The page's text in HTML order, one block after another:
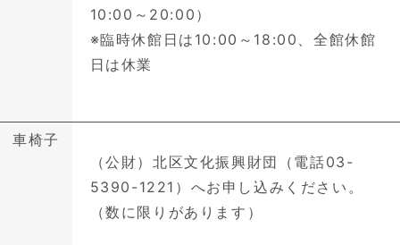
10:00～20:00）
※臨時休館日は10:00～18:00、全館休館
日は休業
車椅子
（公財）北区文化振興財団（電話03-
5390-1221）へお申し込みください。
（数に限りがあります）